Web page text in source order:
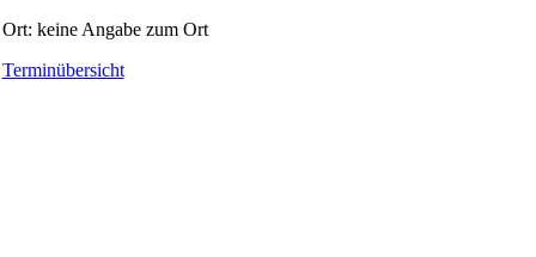
Ort: keine Angabe zum Ort
Terminübersicht